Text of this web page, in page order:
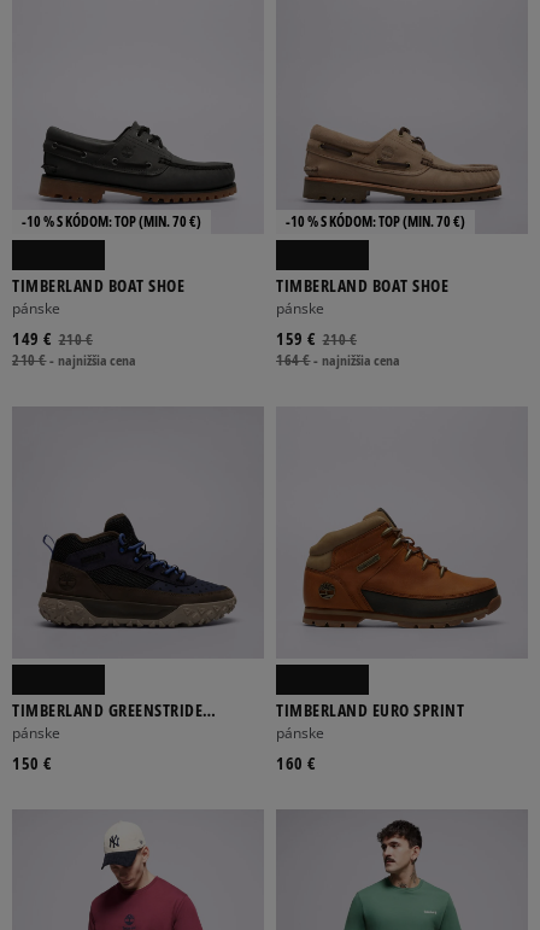
-10 % S KÓDOM: TOP (MIN. 70 €)
TIMBERLAND BOAT SHOE
pánske
210 €
149 €
210 €-najnižšia cena
-10 % S KÓDOM: TOP (MIN. 70 €)
TIMBERLAND BOAT SHOE
pánske
210 €
159 €
164 €-najnižšia cena
TIMBERLAND GREENSTRIDE
MOTION 6 MID LACE UP SNEAKER
pánske
150 €
TIMBERLAND EURO SPRINT
pánske
160 €